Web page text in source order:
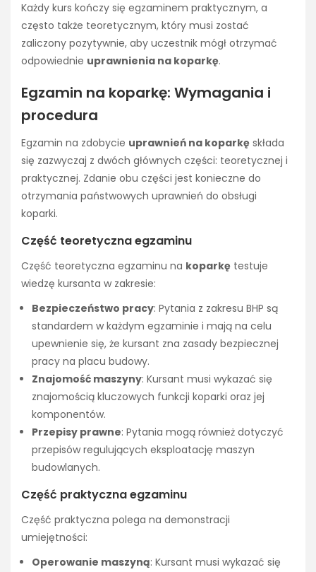
Każdy kurs kończy się egzaminem praktycznym, a
często także teoretycznym, który musi zostać
zaliczony pozytywnie, aby uczestnik mógł otrzymać
odpowiednie uprawnienia na koparkę.
Egzamin na koparkę: Wymagania i
procedura
Egzamin na zdobycie uprawnień na koparkę składa
się zazwyczaj z dwóch głównych części: teoretycznej i
praktycznej. Zdanie obu części jest konieczne do
otrzymania państwowych uprawnień do obsługi
koparki.
Część teoretyczna egzaminu
Część teoretyczna egzaminu na koparkę testuje
wiedzę kursanta w zakresie:
Bezpieczeństwo pracy: Pytania z zakresu BHP są
standardem w każdym egzaminie i mają na celu
upewnienie się, że kursant zna zasady bezpiecznej
pracy na placu budowy.
Znajomość maszyny: Kursant musi wykazać się
znajomością kluczowych funkcji koparki oraz jej
komponentów.
Przepisy prawne: Pytania mogą również dotyczyć
przepisów regulujących eksploatację maszyn
budowlanych.
Część praktyczna egzaminu
Część praktyczna polega na demonstracji
umiejętności:
Operowanie maszyną: Kursant musi wykazać się